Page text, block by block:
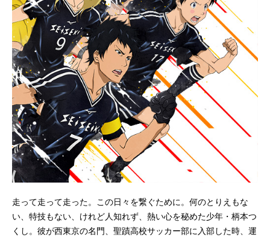
走って走って走った。この日々を繋ぐために。何のとりえもな
い、特技もない、けれど人知れず、熱い心を秘めた少年・柄本つ
くし。彼が西東京の名門、聖蹟高校サッカー部に入部した時、運